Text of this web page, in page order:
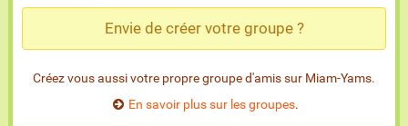
Envie de créer votre groupe ?
Créez vous aussi votre propre groupe d'amis sur Miam-Yams.
En savoir plus sur les groupes.